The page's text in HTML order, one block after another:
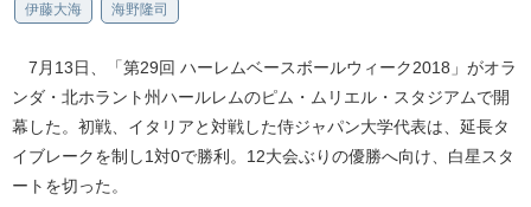
伊藤大海 海野隆司
7月13日、「第29回 ハーレムベースボールウィーク2018」がオラ
ンダ・北ホラント州ハールレムのピム・ムリエル・スタジアムで開
幕した。初戦、イタリアと対戦した侍ジャパン大学代表は、延長タ
イブレークを制し1対0で勝利。12大会ぶりの優勝へ向け、白星スタ
ートを切った。